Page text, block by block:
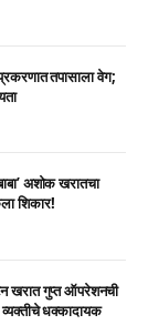
तपासाला वेग;
अशोक खरातचा
शिकार!
गुप्त ऑपरेशनची
धक्कादायक